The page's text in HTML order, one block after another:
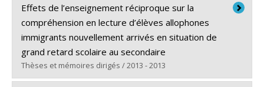
Diplômé(e) :Lory, Marie-Paule
Cycle :Doctorat
Diplôme obtenu :Ph. D.
Lien vers le document dans Papyrus
Effets de l’enseignement réciproque sur la
compréhension en lecture d’élèves allophones
immigrants nouvellement arrivés en situation de
grand retard scolaire au secondaire
Thèses et mémoires dirigés / 2013 - 2013